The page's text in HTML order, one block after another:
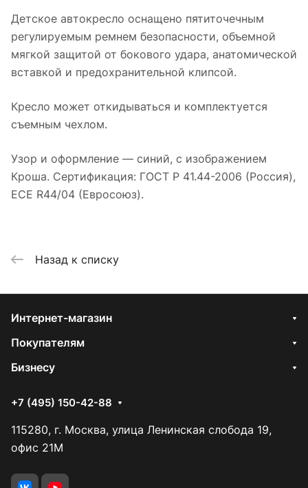
Детское автокресло оснащено пятиточечным
регулируемым ремнем безопасности, объемной
мягкой защитой от бокового удара, анатомической
вставкой и предохранительной клипсой.
Кресло может откидываться и комплектуется
съемным чехлом.
Узор и оформление — синий, с изображением
Кроша. Сертификация: ГОСТ Р 41.44-2006 (Россия),
ECE R44/04 (Евросоюз).
Назад к списку
Интернет-магазин
Покупателям
Бизнесу
+7 (495) 150-42-88
115280, г. Москва, улица Ленинская слобода 19,
офис 21М